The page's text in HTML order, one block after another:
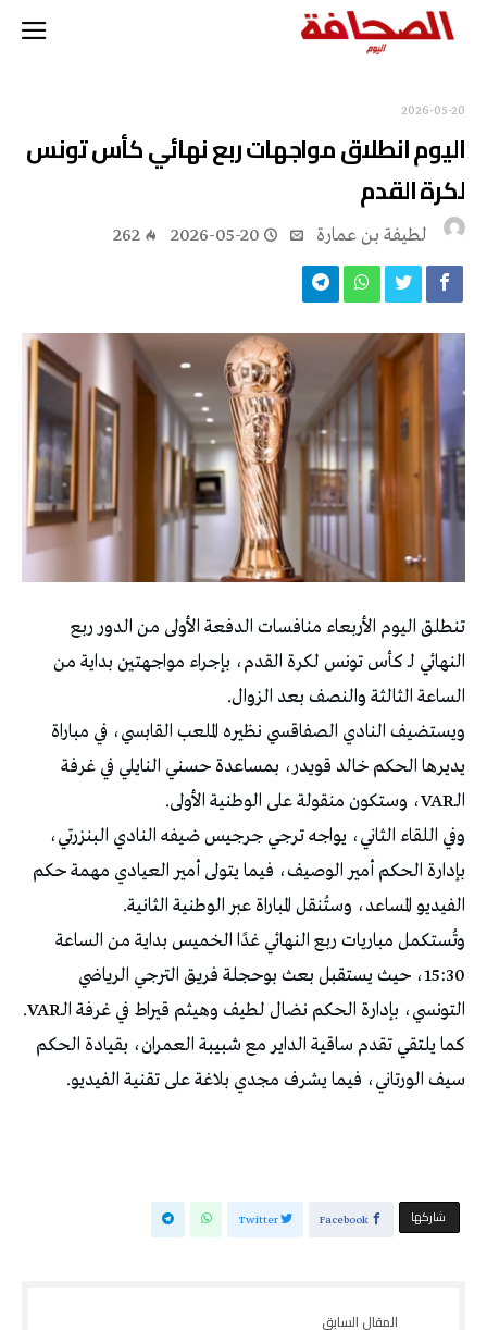
2026-05-20
اليوم انطلاق مواجهات ربع نهائي كأس تونس
لكرة القدم
لطيفة بن عمارة 2026-05-20
262
تنطلق اليوم الأربعاء منافسات الدفعة الأولى من الدور ربع
النهائي لـ كأس تونس لكرة القدم، بإجراء مواجهتين بداية من
الساعة الثالثة والنصف بعد الزوال.
ويستضيف النادي الصفاقسي نظيره الملعب القابسي، في مباراة
يديرها الحكم خالد قويدر، بمساعدة حسني النايلي في غرفة
الـVAR، وستكون منقولة على الوطنية الأولى.
وفي اللقاء الثاني، يواجه ترجي جرجيس ضيفه النادي البنزرتي،
بإدارة الحكم أمير الوصيف، فيما يتولى أمير العيادي مهمة حكم
الفيديو المساعد، وستُنقل المباراة عبر الوطنية الثانية.
وتُستكمل مباريات ربع النهائي غدًا الخميس بداية من الساعة
15:30، حيث يستقبل بعث بوحجلة فريق الترجي الرياضي
التونسي، بإدارة الحكم نضال لطيف وهيثم قيراط في غرفة الـVAR.
كما يلتقي تقدم ساقية الداير مع شبيبة العمران، بقيادة الحكم
سيف الورتاني، فيما يشرف مجدي بلاغة على تقنية الفيديو.
‫‫ شاركها‬ Facebook
Twitter